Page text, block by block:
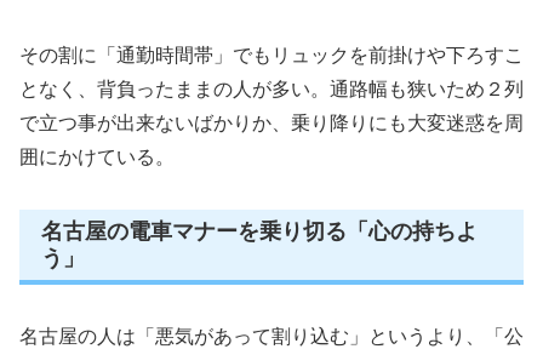
その割に「通勤時間帯」でもリュックを前掛けや下ろすこ
となく、背負ったままの人が多い。通路幅も狭いため２列
で立つ事が出来ないばかりか、乗り降りにも大変迷惑を周
囲にかけている。
名古屋の電車マナーを乗り切る「心の持ちよ
う」
名古屋の人は「悪気があって割り込む」というより、「公